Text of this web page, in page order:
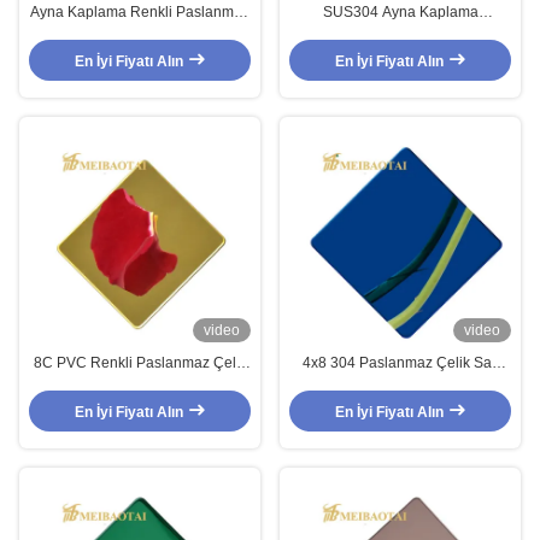
Ayna Kaplama Renkli Paslanmaz
Kalınlık
En İyi Fiyatı Alın
SUS304 Ayna Kaplama
Ss Renkli Sac
En İyi Fiyatı Alın
video
8C PVC Renkli Paslanmaz Çelik
En İyi Fiyatı Alın
video
4x8 304 Paslanmaz Çelik Sac
Kaplama
En İyi Fiyatı Alın